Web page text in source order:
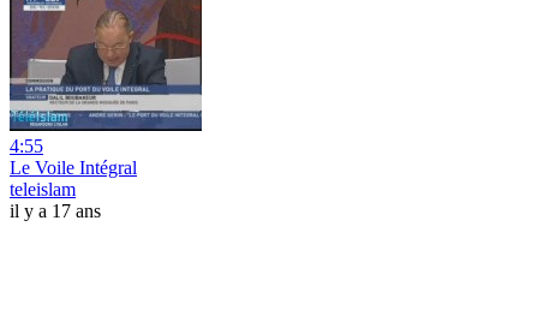
4:55
Le Voile Intégral
teleislam
il y a 17 ans